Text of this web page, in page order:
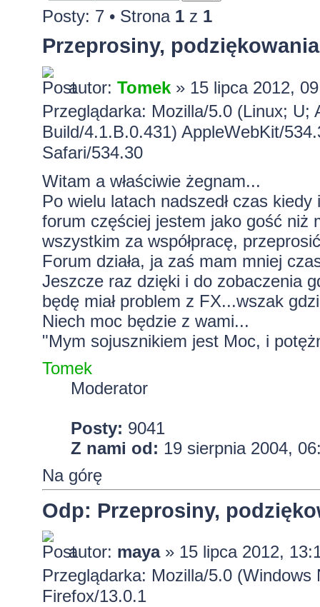
Posty: 7 • Strona 1z 1
Przeprosiny,
autor: Tomek» 15 lipca 2012,
Przeglądarka: Mozilla/5.0 (Linux; U;
Build/4.1.B.0.431) AppleWebKit/
Safari/534.30
Witam a właściwie żegnam...
Po wielu latach nadszedł czas
forum częściej jestem jako gość niż
wszystkim za współpracę,
Forum działa, ja zaś mam mniej
Jeszcze raz dzięki i do zobaczenia
będę miał problem z FX...wszak
Niech moc będzie z wami...
"Mym sojusznikiem jest Moc, i
Tomek
Moderator
Posty: 9041
Z nami od: 19 sierpnia 2004,
Na górę
Odp: Przeprosiny,
autor: maya» 15 lipca 2012,
Przeglądarka: Mozilla/5.0
Firefox/13.0.1